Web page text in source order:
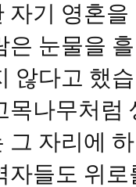
자기 영혼
은 눈물을
않다고 했
목나무처럼
그 자리에
자들도 위